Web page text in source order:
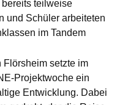
teilweise
und Schüler arbeiteten
im Tandem
Flörsheim setzte im
Projektwoche ein
Entwicklung. Dabei